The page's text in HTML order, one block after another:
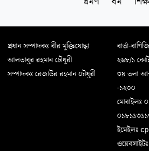
প্রধান সম্পাদকঃ বীর মুক্তিযোদ্ধা
আলতাবুর রহমান চৌধুরী
সম্পাদকঃ রেজাউর রহমান চৌধুরী
বার্তা-
২৬৮/১
৩য় তলা
-১২৩০
মোবাইলঃ
ইমেইলঃ
ওয়েবসাইটঃ